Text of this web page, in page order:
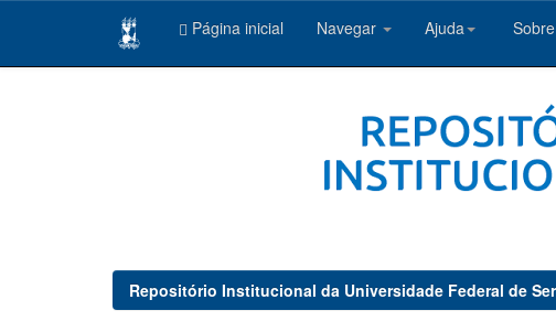
Página inicial Navegar Ajuda
Repositório Institucional da Universidade Federal de